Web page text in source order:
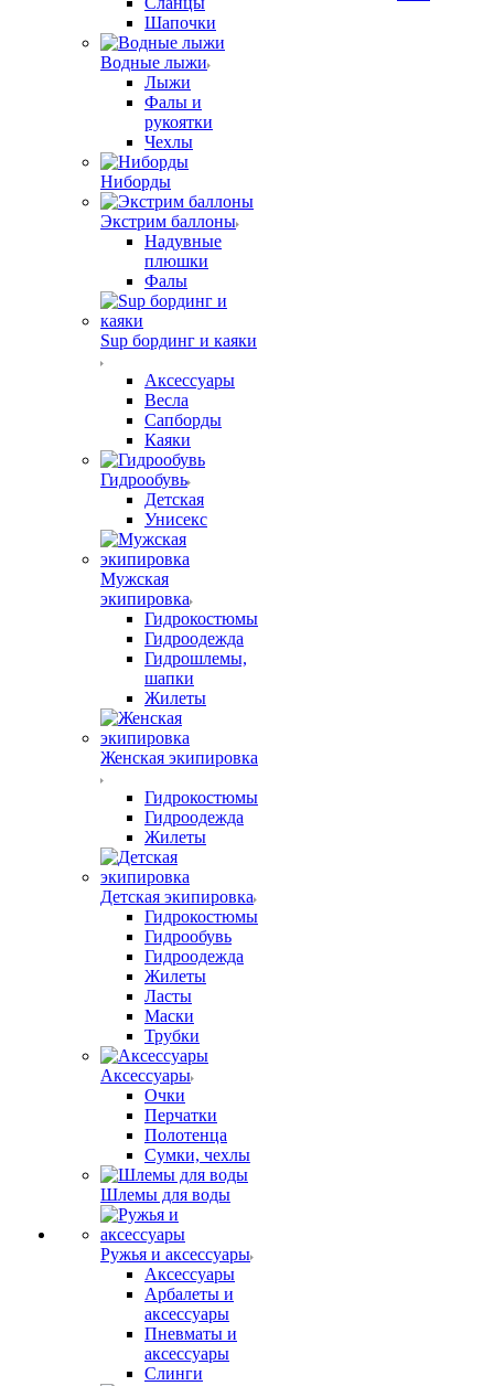
Шапочки
Водные лыжи
Лыжи
Фалы и
рукоятки
Чехлы
Ниборды
Экстрим баллоны
Надувные
плюшки
Фалы
Sup бординг и каяки
Аксессуары
Весла
Сапборды
Каяки
Гидрообувь
Детская
Унисекс
Мужская
экипировка
Гидрокостюмы
Гидроодежда
Гидрошлемы,
шапки
Жилеты
Женская экипировка
Гидрокостюмы
Гидроодежда
Жилеты
Детская экипировка
Гидрокостюмы
Гидрообувь
Гидроодежда
Жилеты
Ласты
Маски
Трубки
Аксессуары
Очки
Перчатки
Полотенца
Сумки, чехлы
Шлемы для воды
Ружья и аксессуары
Аксессуары
Арбалеты и
аксессуары
Пневматы и
аксессуары
Слинги